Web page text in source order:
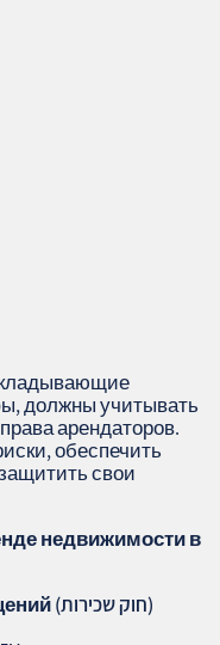
должны учитывать
арендаторов.
обеспечить
свои
недвижимости в
Закон о найме жилых помещений (חוק שכירות)